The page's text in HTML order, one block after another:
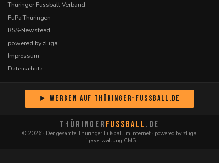
Thüringer Fussball Verband
FuPa Thüringen
RSS-Newsfeed
powered by zLiga
Impressum
Datenschutz
► Werben auf Thüringer-Fussball.de
THÜRINGER FUSSBALL .DE
© 2026 · Der gesamte Thüringer Fußball im Internet · powered by zLiga
Ligaverwaltung CMS